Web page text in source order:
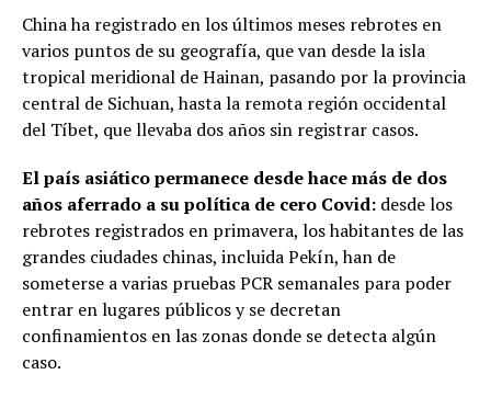
China ha registrado en los últimos meses rebrotes en
varios puntos de su geografía, que van desde la isla
tropical meridional de Hainan, pasando por la provincia
central de Sichuan, hasta la remota región occidental
del Tíbet, que llevaba dos años sin registrar casos.
El país asiático permanece desde hace más de dos
años aferrado a su política de cero Covid: desde los
rebrotes registrados en primavera, los habitantes de las
grandes ciudades chinas, incluida Pekín, han de
someterse a varias pruebas PCR semanales para poder
entrar en lugares públicos y se decretan
confinamientos en las zonas donde se detecta algún
caso.